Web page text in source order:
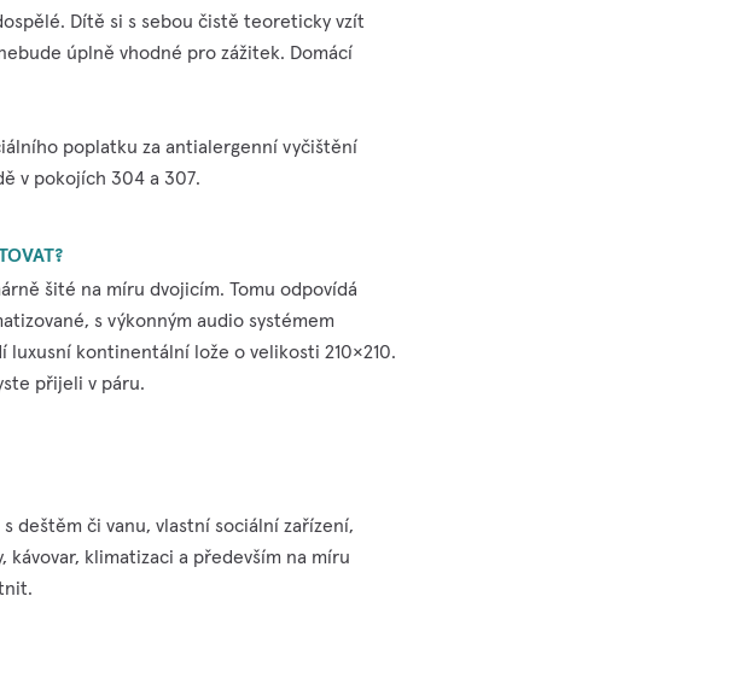
Dítě si s sebou čistě teoreticky vzít
úplně vhodné pro zážitek. Domácí
poplatku za antialergenní vyčištění
v pokojích 304 a 307.
šité na míru dvojicím. Tomu odpovídá
s výkonným audio systémem
luxusní kontinentální lože o velikosti 210×210.
přijeli v páru.
deštěm či vanu, vlastní sociální zařízení,
klimatizaci a především na míru